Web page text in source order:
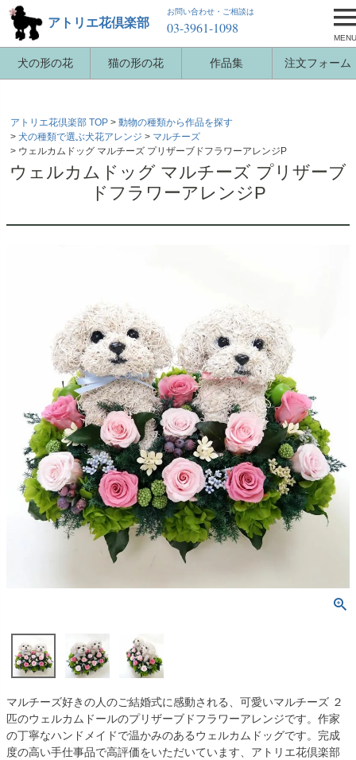
犬の形の花 猫の形の花 作品集 注文フォーム
アトリエ花倶楽部
お問い合わせ・ご相談は
03-3961-1098
MENU
アトリエ花倶楽部 TOP
動物の種類から作品を探す
犬の種類で選ぶ犬花アレンジ
マルチーズ
ウェルカムドッグ マルチーズ プリザーブドフラワーアレンジP
ウェルカムドッグ マルチーズ プリザーブ
ドフラワーアレンジP
マルチーズ好きの人のご結婚式に感動される、可愛いマルチーズ ２
匹のウェルカムドールのプリザーブドフラワーアレンジです。作家
の丁寧なハンドメイドで温かみのあるウェルカムドッグです。完成
度の高い手仕事品で高評価をいただいています、アトリエ花倶楽部